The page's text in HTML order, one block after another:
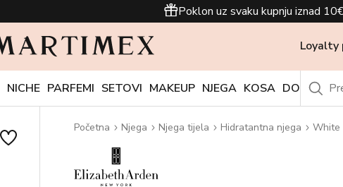
Poklon uz svaku kupnju iznad 10€
Loyalty
NICHE PARFEMI SETOVI MAKEUP NJEGA KOSA DODACI
Početna Njega Njega tijela Hidratantna njega White